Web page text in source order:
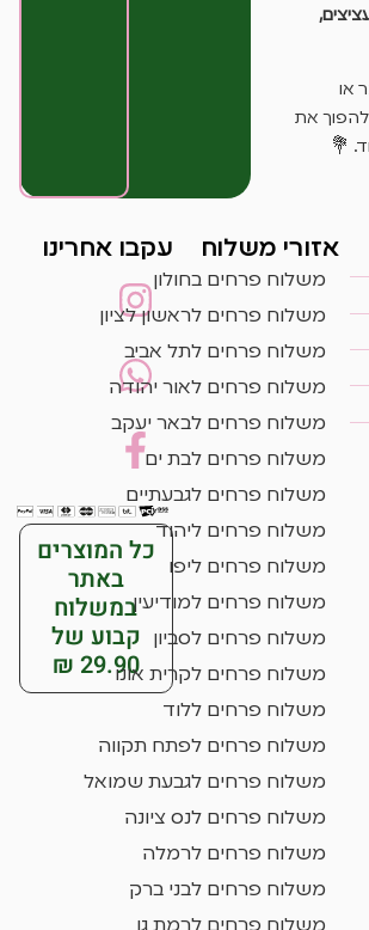
או
את
💐
אזורי משלוח
משלוח פרחים בחולון
משלוח פרחים לראשון לציון
משלוח פרחים לתל אביב
משלוח פרחים לאור יהודה
משלוח פרחים לבאר יעקב
משלוח פרחים לבת ים
משלוח פרחים לגבעתיים
משלוח פרחים ליהוד
משלוח פרחים ליפו
משלוח פרחים למודיעין
משלוח פרחים לסביון
משלוח פרחים לקרית אונו
משלוח פרחים ללוד
משלוח פרחים לפתח תקווה
משלוח פרחים לגבעת שמואל
משלוח פרחים לנס ציונה
משלוח פרחים לרמלה
משלוח פרחים לבני ברק
עקבו אחרינו
כל המוצרים
באתר
במשלוח
קבוע של
29.90 ₪